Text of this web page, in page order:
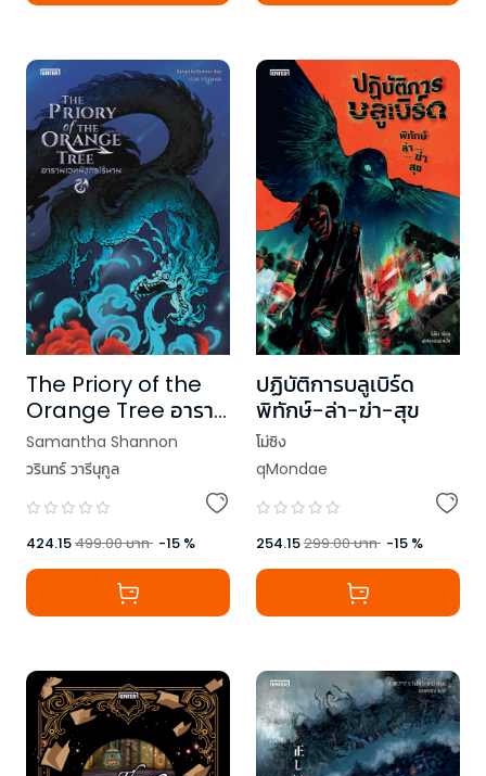
The Priory of the
Orange Tree อาราม
เวทมังกรไร้นาม เล่ม 2
Samantha Shannon
วรินทร์ วารีนุกูล
424.15499.00บาท -15 %
ปฏิบัติการบลูเบิร์ด
พิทักษ์-ล่า-ฆ่า-สุข
โม่ซิง
qMondae
254.15299.00บาท -15 %